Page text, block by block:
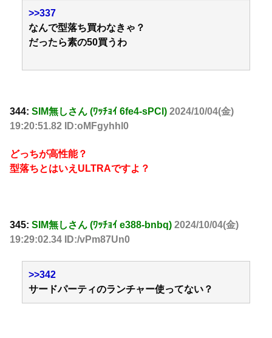
>>337
なんで型落ち買わなきゃ？
だったら素の50買うわ
344: SIM無しさん (ﾜｯﾁｮｲ 6fe4-sPCl) 2024/10/04(金)
19:20:51.82 ID:oMFgyhhl0
どっちが高性能？
型落ちとはいえULTRAですよ？
345: SIM無しさん (ﾜｯﾁｮｲ e388-bnbq) 2024/10/04(金)
19:29:02.34 ID:/vPm87Un0
>>342
サードパーティのランチャー使ってない？